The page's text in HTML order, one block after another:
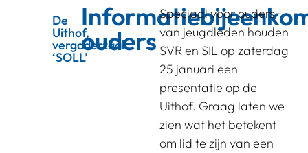
De
Uithof,
vergaderzaal
‘SOLL’
ouders
Speciaal voor ouders
van jeugdleden houden
SVR en SIL op zaterdag
25 januari een
presentatie op de
Uithof. Graag laten we
zien wat het betekent
om lid te zijn van een